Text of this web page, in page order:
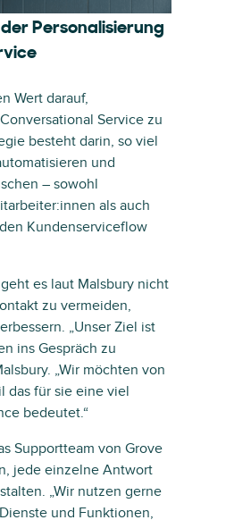
Personalisierung
Wert darauf,
Service zu
besteht darin, so viel
und
– sowohl
als auch
Kundenserviceflow
es laut Malsbury nicht
zu vermeiden,
„Unser Ziel ist
ins Gespräch zu
„Wir möchten von
das für sie eine viel
bedeutet.“
Supportteam von Grove
jede einzelne Antwort
„Wir nutzen gerne
und Funktionen,